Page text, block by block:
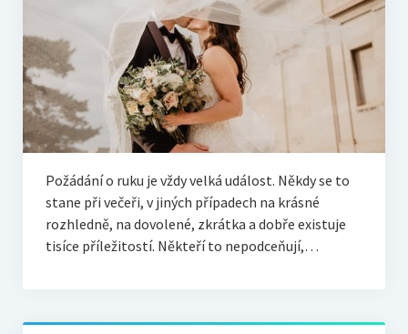
Požádání o ruku je vždy velká událost. Někdy se to
stane při večeři, v jiných případech na krásné
rozhledně, na dovolené, zkrátka a dobře existuje
tisíce příležitostí. Někteří to nepodceňují,…